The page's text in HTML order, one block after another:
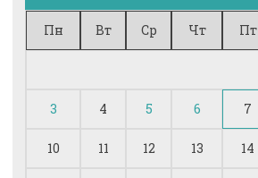
Пн Вт Ср Чт Пт
3 4 5 6 7
10 11 12 13 14